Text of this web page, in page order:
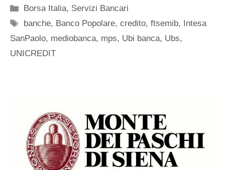
Categorie
Borsa Italia, Servizi Bancari
Tag
banche, Banco Popolare,credito,ftsemib,
Intesa
SanPaolo, mediobanca, mps, Ubi banca, Ubs,
UNICREDIT